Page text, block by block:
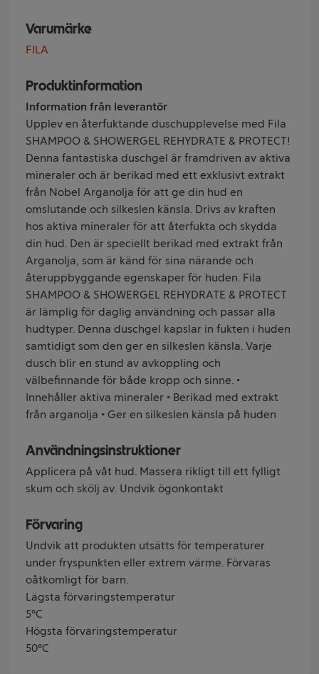
Varumärke
FILA
Produktinformation
Information från leverantör
Upplev en återfuktande duschupplevelse med Fila
SHAMPOO & SHOWERGEL REHYDRATE & PROTECT!
Denna fantastiska duschgel är framdriven av aktiva
mineraler och är berikad med ett exklusivt extrakt
från Nobel Arganolja för att ge din hud en
omslutande och silkeslen känsla. Drivs av kraften
hos aktiva mineraler för att återfukta och skydda
din hud. Den är speciellt berikad med extrakt från
Arganolja, som är känd för sina närande och
återuppbyggande egenskaper för huden. Fila
SHAMPOO & SHOWERGEL REHYDRATE & PROTECT
är lämplig för daglig användning och passar alla
hudtyper. Denna duschgel kapslar in fukten i huden
samtidigt som den ger en silkeslen känsla. Varje
dusch blir en stund av avkoppling och
välbefinnande för både kropp och sinne. •
Innehåller aktiva mineraler • Berikad med extrakt
från arganolja • Ger en silkeslen känsla på huden
Användningsinstruktioner
Applicera på våt hud. Massera rikligt till ett fylligt
skum och skölj av. Undvik ögonkontakt
Förvaring
Undvik att produkten utsätts för temperaturer
under fryspunkten eller extrem värme. Förvaras
oåtkomligt för barn.
Lägsta förvaringstemperatur
5°C
Högsta förvaringstemperatur
50°C